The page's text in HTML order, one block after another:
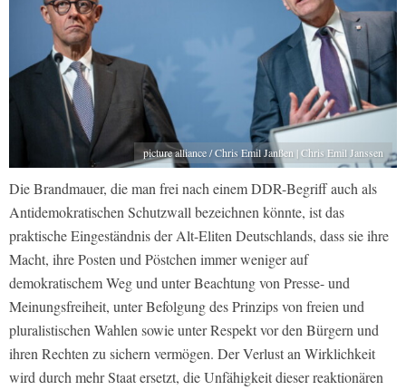
picture alliance / Chris Emil Janßen | Chris Emil Janssen
Die Brandmauer, die man frei nach einem DDR-Begriff auch als
Antidemokratischen Schutzwall bezeichnen könnte, ist das
praktische Eingeständnis der Alt-Eliten Deutschlands, dass sie ihre
Macht, ihre Posten und Pöstchen immer weniger auf
demokratischem Weg und unter Beachtung von Presse- und
Meinungsfreiheit, unter Befolgung des Prinzips von freien und
pluralistischen Wahlen sowie unter Respekt vor den Bürgern und
ihren Rechten zu sichern vermögen. Der Verlust an Wirklichkeit
wird durch mehr Staat ersetzt, die Unfähigkeit dieser reaktionären